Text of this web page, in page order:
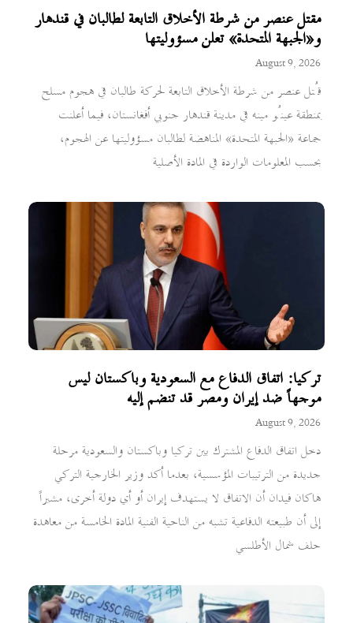
مقتل عنصر من شرطة الأخلاق التابعة لطالبان في قندهار
و«الجبهة المتحدة» تعلن مسؤوليتها
August 9, 2026
قُتل عنصر من شرطة الأخلاق التابعة لحركة طالبان في هجوم مسلح
بمنطقة عينُو مينه في مدينة قندهار جنوبي أفغانستان، فيما أعلنت
جماعة «الجبهة المتحدة» المناهضة لطالبان مسؤوليتها عن الهجوم،
بحسب المعلومات الواردة في المادة الأصلية
تركيا: اتفاق الدفاع مع السعودية وباكستان ليس
موجهاً ضد إيران ومصر قد تنضم إليه
August 9, 2026
دخل اتفاق الدفاع المشترك بين تركيا وباكستان والسعودية مرحلة
جديدة من الترتيبات المؤسسية، بعدما أكد وزير الخارجية التركي
هاكان فيدان أن الاتفاق لا يستهدف إيران أو أي دولة أخرى، مشيراً
إلى أن طبيعته الدفاعية تشبه من الناحية الفنية المادة الخامسة من معاهدة
حلف شمال الأطلسي